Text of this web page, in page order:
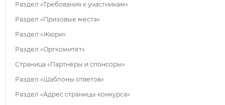
Раздел «Требования к участникам»
Раздел «Призовые места»
Раздел «Жюри»
Раздел «Оргкомитет»
Страница «Партнёры и спонсоры»
Раздел «Шаблоны ответов»
Раздел «Адрес страницы конкурса»